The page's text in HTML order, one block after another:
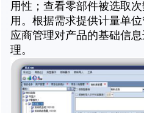
用性；查看零部件被选取
用。根据需求提供计量单
应商管理对产品的基础信
理。